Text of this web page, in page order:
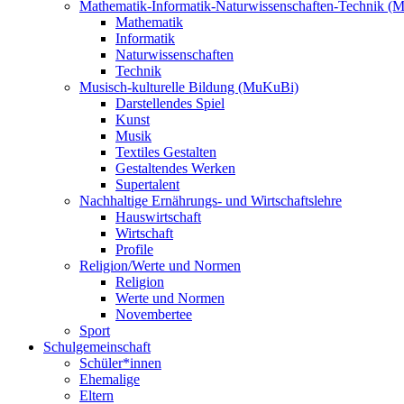
Mathematik-Informatik-Naturwissenschaften-Technik
Mathematik
Informatik
Naturwissenschaften
Technik
Musisch-kulturelle Bildung (MuKuBi)
Darstellendes Spiel
Kunst
Musik
Textiles Gestalten
Gestaltendes Werken
Supertalent
Nachhaltige Ernährungs- und Wirtschaftslehre
Hauswirtschaft
Wirtschaft
Profile
Religion/Werte und Normen
Religion
Werte und Normen
Novembertee
Sport
Schulgemeinschaft
Schüler*innen
Ehemalige
Eltern